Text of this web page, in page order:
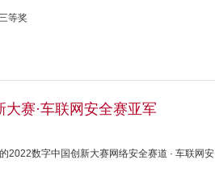
等奖
赛·车联网安全赛亚军
2022数字中国创新大赛网络安全赛道 · 车联网安